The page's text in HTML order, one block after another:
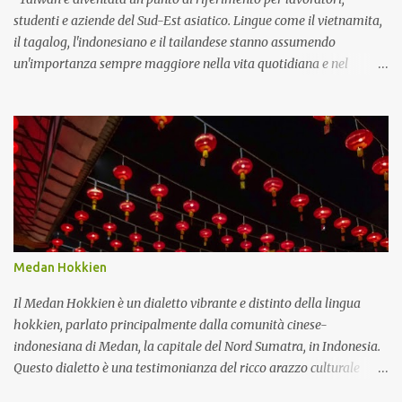
Detto all'autista del trasporto ...
studenti e aziende del Sud-Est asiatico. Lingue come il vietnamita,
il tagalog, l'indonesiano e il tailandese stanno assumendo
un'importanza sempre maggiore nella vita quotidiana e nel
Questo crea una domanda di comunicazione in queste lingue in
settori come la produzione, l'assistenza e l'edilizia. Politica
governativa La nuova politica di Taiwan per l'orientamento verso
il sud promuove legami più stretti con il Sud-est asiatico. Il
Ministero dell'Istruzione gestisce programmi linguistici dal 2017,
insegnando a oltre 30.000 studenti le lingue indonesiana,
thailandese, malese, birmana e vietnamita. Questi corsi ora
affari e del commercio. Domanda del mercato del lavoro Le
offerte di lavoro a Taiwan mostrano una chia...
Medan Hokkien
Il Medan Hokkien è un dialetto vibrante e distinto della lingua
hokkien, parlato principalmente dalla comunità cinese-
indonesiana di Medan, la capitale del Nord Sumatra, in Indonesia.
Questo dialetto è una testimonianza del ricco arazzo culturale